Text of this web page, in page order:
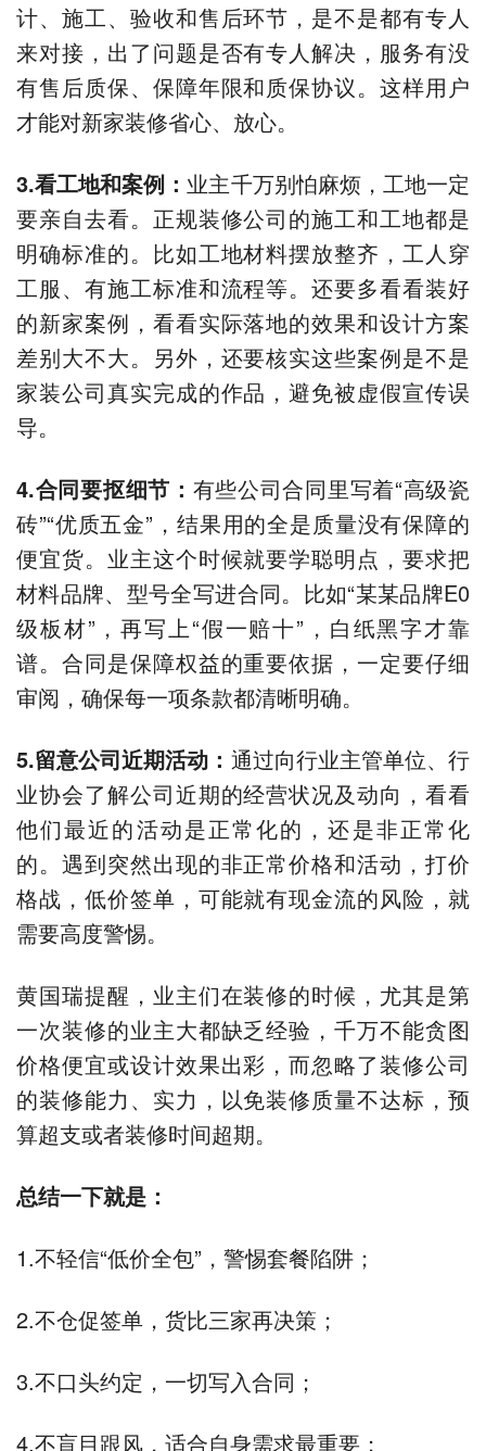
计、施工、验收和售后环节，是不是都有专人
来对接，出了问题是否有专人解决，服务有没
有售后质保、保障年限和质保协议。这样用户
才能对新家装修省心、放心。
3.看工地和案例 ： 业主千万别怕麻烦，工地一定
要亲自去看。正规装修公司的施工和工地都是
明确标准的。比如工地材料摆放整齐，工人穿
工服、有施工标准和流程等。还要多看看装好
的新家案例，看看实际落地的效果和设计方案
差别大不大。另外，还要核实这些案例是不是
家装公司真实完成的作品，避免被虚假宣传误
导。
4.合同要抠细节 ： 有些公司合同里写着“高级瓷
砖”“优质五金”，结果用的全是质量没有保障的
便宜货。业主这个时候就要学聪明点，要求把
材料品牌、型号全写进合同。比如“某某品牌E0
级板材”，再写上“假一赔十”，白纸黑字才靠
谱。合同是保障权益的重要依据，一定要仔细
审阅，确保每一项条款都清晰明确。
5.留意公司近期活动 ： 通过向行业主管单位、行
业协会了解公司近期的经营状况及动向，看看
他们最近的活动是正常化的，还是非正常化
的。遇到突然出现的非正常价格和活动，打价
格战，低价签单，可能就有现金流的风险，就
需要高度警惕。
黄国瑞提醒，业主们在装修的时候，尤其是第
一次装修的业主大都缺乏经验，千万不能贪图
价格便宜或设计效果出彩，而忽略了装修公司
的装修能力、实力，以免装修质量不达标，预
算超支或者装修时间超期。
总结一下就是：
1.不轻信“低价全包”，警惕套餐陷阱；
2.不仓促签单，货比三家再决策；
3.不口头约定，一切写入合同；
4.不盲目跟风，适合自身需求最重要；